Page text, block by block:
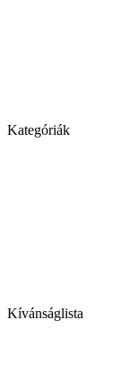
Kategóriák
Kívánságlista